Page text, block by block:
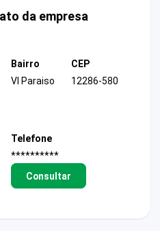
da empresa
Bairro
Vl Paraiso
CEP
12286-580
Telefone
**********
Consultar